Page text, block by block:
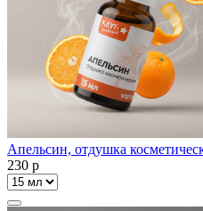
Апельсин, отдушка
230 p